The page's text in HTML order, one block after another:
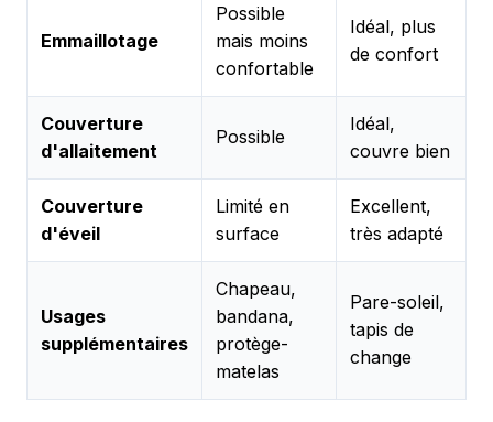
Emmaillotage
Possible
mais moins
confortable
Idéal, plus
de confort
Couverture
d'allaitement
Possible
Idéal,
couvre bien
Couverture
d'éveil
Limité en
surface
Excellent,
très adapté
Usages
supplémentaires
Chapeau,
bandana,
protège-
matelas
Pare-soleil,
tapis de
change